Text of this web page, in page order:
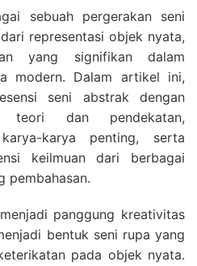
sebuah pergerakan seni
representasi objek nyata,
yang signifikan dalam
modern. Dalam artikel ini,
seni abstrak dengan
teori dan pendekatan,
karya penting, serta
keilmuan dari berbagai
pembahasan.
panggung kreativitas
bentuk seni rupa yang
pada objek nyata.